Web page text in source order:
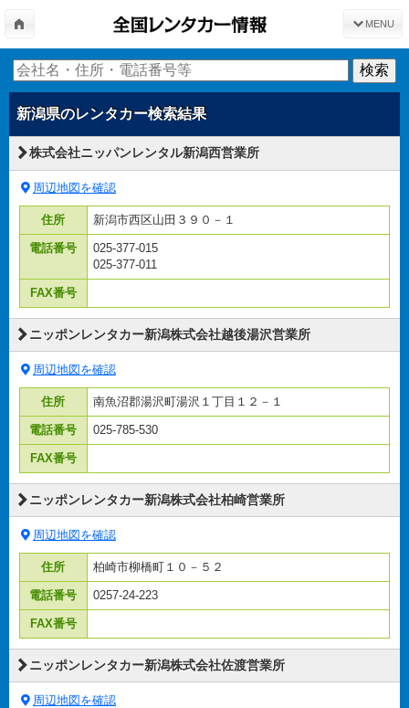
MENU
新潟県のレンタカー検索結果
株式会社ニッパンレンタル新潟西営業所
周辺地図を確認
住所 新潟市西区山田３９０－１
電話番号
025-377-015
025-377-011
FAX番号
ニッポンレンタカー新潟株式会社越後湯沢営業所
周辺地図を確認
住所 南魚沼郡湯沢町湯沢１丁目１２－１
電話番号 025-785-530
FAX番号
ニッポンレンタカー新潟株式会社柏崎営業所
周辺地図を確認
住所 柏崎市柳橋町１０－５２
電話番号 0257-24-223
FAX番号
ニッポンレンタカー新潟株式会社佐渡営業所
周辺地図を確認